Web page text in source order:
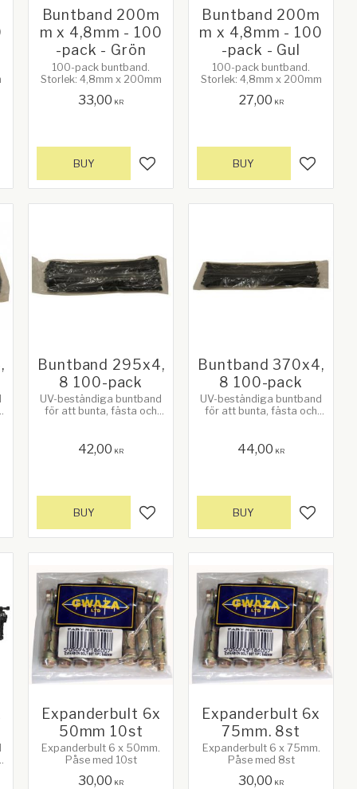
to favorites
Buntband 200m
m x 4,8mm - 100
-pack - Grön
100-pack buntband.
Storlek: 4,8mm x 200mm
33,00 KR
Add to favorites
BUY
Buntband 200m
m x 4,8mm - 100
-pack - Gul
100-pack buntband.
Storlek: 4,8mm x 200mm
27,00 KR
Add to
BUY
to favorites
Buntband 295x4,
8 100-pack
UV-beständiga buntband
för att bunta, fästa och
Färg kan variera.
42,00 KR
Add to favorites
BUY
Buntband 370x4,
8 100-pack
UV-beständiga buntband
för att bunta, fästa och
Färg kan variera.
44,00 KR
Add to
BUY
Expanderbult 6x
50mm 10st
Expanderbult 6 x 50mm.
Påse med 10st
30,00 KR
Expanderbult 6x
75mm. 8st
Expanderbult 6 x 75mm.
Påse med 8st
30,00 KR